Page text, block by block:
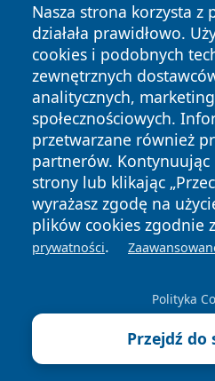
Nasza strona korzysta z
działała prawidłowo.
cookies i podobnych
zewnętrznych
analitycznych,
społecznościowych.
przetwarzane również
partnerów. Kontynuując
strony lub klikając
wyrażasz zgodę na
plików cookies zgodnie
prywatności.
Polityka
Przejdź do
Copyright © 2026
zastrzeżone.
News Autorzy
Polityka